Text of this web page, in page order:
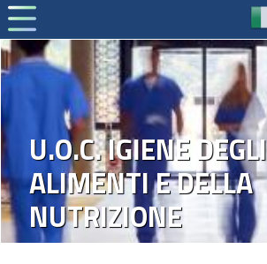
U.O.C. IGIENE DEGLI
ALIMENTI E DELLA
NUTRIZIONE